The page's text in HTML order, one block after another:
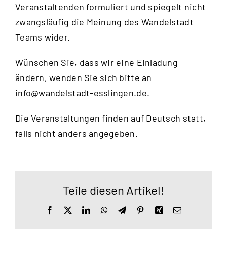
Veranstaltenden formuliert und spiegelt nicht
zwangsläufig die Meinung des Wandelstadt
Teams wider.
Wünschen Sie, dass wir eine Einladung
ändern, wenden Sie sich bitte an
info@wandelstadt-esslingen.de.
Die Veranstaltungen finden auf Deutsch statt,
falls nicht anders angegeben.
Teile diesen Artikel!
Facebook LinkedInWhatsApp
TelegramPinterestXingE-